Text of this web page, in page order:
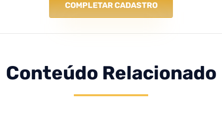
COMPLETAR CADASTRO
Conteúdo Relacionado